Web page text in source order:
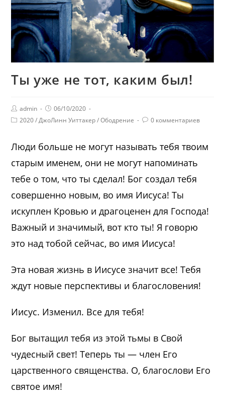
Ты уже не тот, каким был!
admin
06/10/2020
2020 / ДжоЛинн Уиттакер / Ободрение 0 комментариев
Люди больше не могут называть тебя твоим
старым именем, они не могут напоминать
тебе о том, что ты сделал! Бог создал тебя
совершенно новым, во имя Иисуса! Ты
искуплен Кровью и драгоценен для Господа!
Важный и значимый, вот кто ты! Я говорю
это над тобой сейчас, во имя Иисуса!
Эта новая жизнь в Иисусе значит все! Тебя
ждут новые перспективы и благословения!
Иисус. Изменил. Все для тебя!
Бог вытащил тебя из этой тьмы в Свой
чудесный свет! Теперь ты — член Его
царственного священства. О, благослови Его
святое имя!